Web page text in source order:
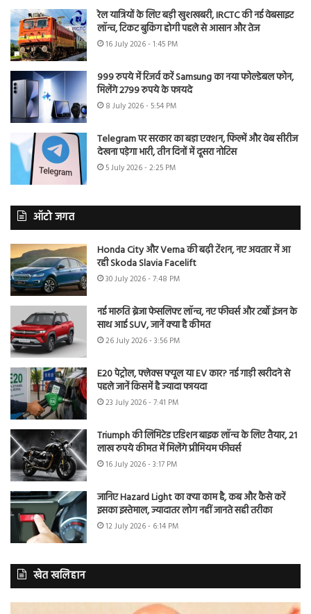
रेल यात्रियों के लिए बड़ी खुशखबरी, IRCTC की नई वेबसाइट
लॉन्च, टिकट बुकिंग होगी पहले से आसान और तेज
16 July 2026 - 1:45 PM
999 रुपये में रिजर्व करें Samsung का नया फोल्डेबल फोन,
मिलेंगे 2799 रुपये के फायदे
8 July 2026 - 5:54 PM
Telegram पर सरकार का बड़ा एक्शन, फिल्में और वेब सीरीज
देखना पड़ेगा भारी, तीन दिनों में दूसरा नोटिस
5 July 2026 - 2:25 PM
ऑटो जगत
Honda City और Verna की बढ़ी टेंशन, नए अवतार में आ
रही Skoda Slavia Facelift
30 July 2026 - 7:48 PM
नई मारुति ब्रेजा फेसलिफ्ट लॉन्च, नए फीचर्स और टर्बो इंजन के
साथ आई SUV, जानें क्या है कीमत
26 July 2026 - 3:56 PM
E20 पेट्रोल, फ्लेक्स फ्यूल या EV कार? नई गाड़ी खरीदने से
पहले जानें किसमें है ज्यादा फायदा
23 July 2026 - 7:41 PM
Triumph की लिमिटेड एडिशन बाइक लॉन्च के लिए तैयार, 21
लाख रुपये कीमत में मिलेंगे प्रीमियम फीचर्स
16 July 2026 - 3:17 PM
जानिए Hazard Light का क्या काम है, कब और कैसे करें
इसका इस्तेमाल, ज्यादातर लोग नहीं जानते सही तरीका
12 July 2026 - 6:14 PM
खेत खलिहान